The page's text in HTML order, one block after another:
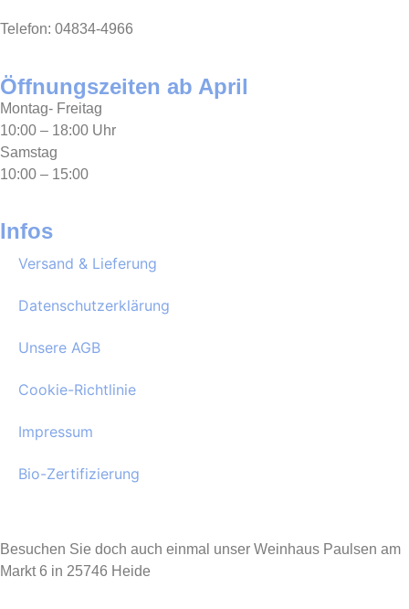
Telefon: 04834-4966
Öffnungszeiten ab April
Montag- Freitag
10:00 – 18:00 Uhr
Samstag
10:00 – 15:00
Infos
Versand & Lieferung
Datenschutzerklärung
Unsere AGB
Cookie-Richtlinie
Impressum
Bio-Zertifizierung
Besuchen Sie doch auch einmal unser Weinhaus Paulsen am
Markt 6 in 25746 Heide